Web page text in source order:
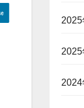
2025
2025
2024